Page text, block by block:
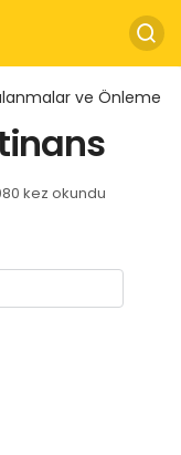
ve Önleme
kez okundu